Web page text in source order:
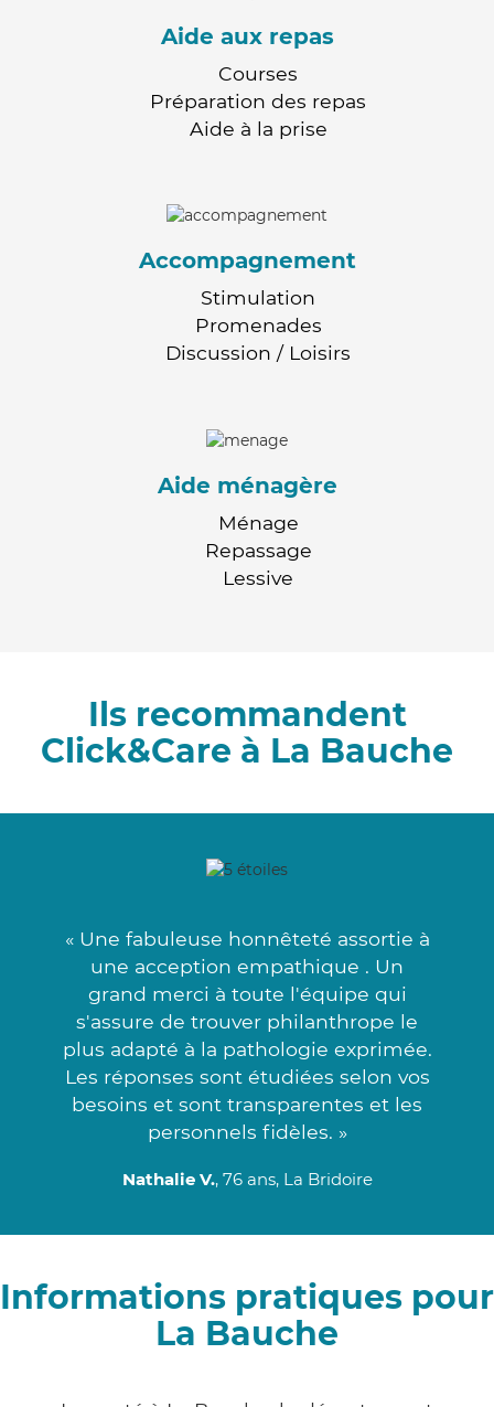
Aide aux repas
Courses
Préparation des repas
Aide à la prise
Accompagnement
Stimulation
Promenades
Discussion / Loisirs
Aide ménagère
Ménage
Repassage
Lessive
Ils recommandent
Click&Care à La Bauche
« Une fabuleuse honnêteté assortie à
une acception empathique . Un
grand merci à toute l'équipe qui
s'assure de trouver philanthrope le
plus adapté à la pathologie exprimée.
Les réponses sont étudiées selon vos
besoins et sont transparentes et les
personnels fidèles. »
Nathalie V., 76 ans, La Bridoire
Informations pratiques pour
La Bauche